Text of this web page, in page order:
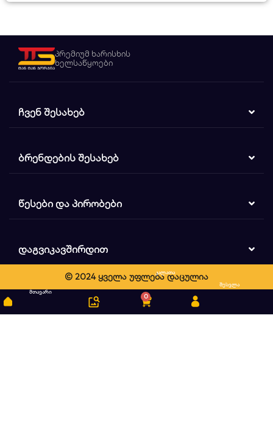
პრემიუმ ხარისხის
ხელსაწყოები
ᲩᲕᲔᲜ ᲨᲔᲡᲐᲮᲔᲑ
ᲑᲠᲔᲜᲓᲔᲑᲘᲡ ᲨᲔᲡᲐᲮᲔᲑ
ᲬᲔᲡᲔᲑᲘ ᲓᲐ ᲞᲘᲠᲝᲑᲔᲑᲘ
ᲓᲐᲒᲕᲘᲙᲐᲕᲨᲘᲠᲓᲘᲗ
© 2024 ყველა უფლება დაცულია
მთავარი
ძიება
0
კალათა
შესვლა